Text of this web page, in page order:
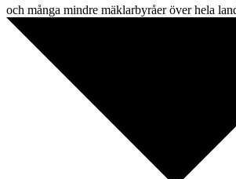
och många mindre mäklarbyråer över hela